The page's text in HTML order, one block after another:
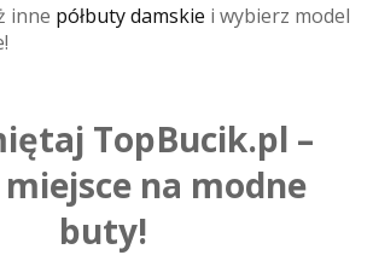
inne półbuty damskie i wybierz model
TopBucik.pl –
na modne
buty!